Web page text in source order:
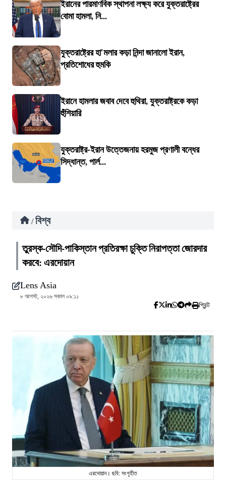
ইরানের পারমাণবিক স্থাপনা লক্ষ্য করে যুক্তরাষ্ট্রের
বোমা হামলা, নি...
যুক্তরাষ্ট্রের হা'মলার কড়া নিন্দা জানালো ইরান,
প্রতিশোধের হুমকি
ইরানে হামলার জবাব দেবে হুথিরা, যুক্তরাষ্ট্রকে কড়া
হুঁশিয়ারি
যুক্তরাষ্ট্র-ইরান উত্তেজনায় হরমুজ প্রণালী বন্ধের
সিদ্ধান্ত, পার্ল...
/ বিশ্ব
তুরস্ক-সৌদি-পাকিস্তান প্রতিরক্ষা চুক্তি নিরাপত্তা জোরদার
করবে: এরদোয়ান
Lens Asia
৮ আগস্ট, ২০২৬ সকাল ০৯:১১
প্রিন্ট
এরদোয়ান। ছবি: সংগৃহীত